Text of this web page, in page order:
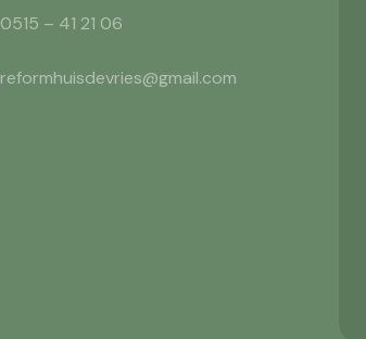
0515 – 41 21 06
reformhuisdevries@gmail.com